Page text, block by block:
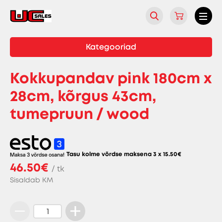
Kategooriad
Kokkupandav pink 180cm x
28cm, kõrgus 43cm,
tumepruun / wood
Tasu kolme võrdse maksena 3 x15.50€
46.50€ / tk
Sisaldab KM
Kokkupandav